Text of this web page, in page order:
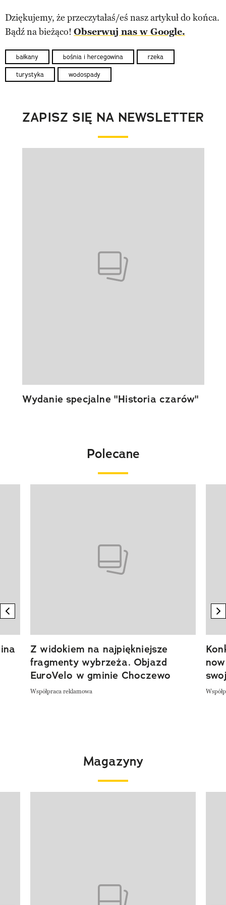
Dziękujemy, że przeczytałaś/eś nasz artykuł do końca.
Bądź na bieżąco! Obserwuj nas w Google.
bałkany bośnia i hercegowina rzeka
turystyka wodospady
ZAPISZ SIĘ NA NEWSLETTER
Wydanie specjalne "Historia czarów"
Polecane
previous element
Z widokiem na najpiękniejsze
fragmenty wybrzeża. Objazd
EuroVelo w gminie Choczewo
Współpraca reklamowa
Magazyny